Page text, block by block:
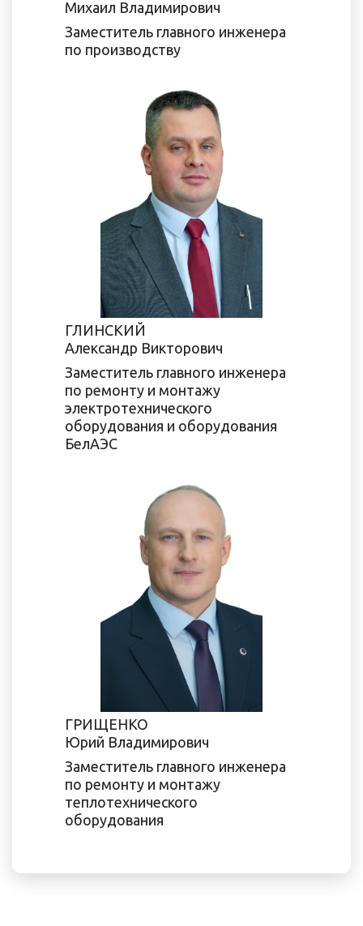
Михаил Владимирович
Заместитель главного инженера
по производству
ГЛИНСКИЙ
Александр Викторович
Заместитель главного инженера
по ремонту и монтажу
электротехнического
оборудования и оборудования
БелАЭС
ГРИЩЕНКО
Юрий Владимирович
Заместитель главного инженера
по ремонту и монтажу
теплотехнического
оборудования